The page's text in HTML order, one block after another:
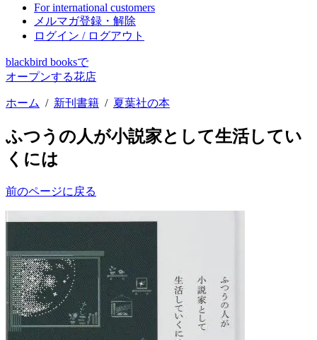
For international customers
メルマガ登録・解除
ログイン / ログアウト
blackbird booksで
オープンする花店
ホーム / 新刊書籍 / 夏葉社の本
ふつうの人が小説家として生活してい
くには
前のページに戻る